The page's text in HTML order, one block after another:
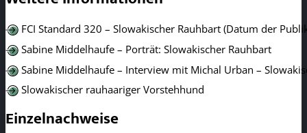
FCI Standard 320 – Slowakischer Rauhbart (Datum der
Sabine Middelhaufe – Porträt: Slowakischer Rauhbart
Sabine Middelhaufe – Interview mit Michal Urban –
Slowakischer rauhaariger Vorstehhund
Einzelnachweise